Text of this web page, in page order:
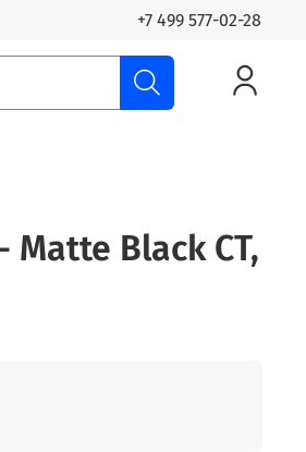
+7 499 577-02-28
Matte Black CT,